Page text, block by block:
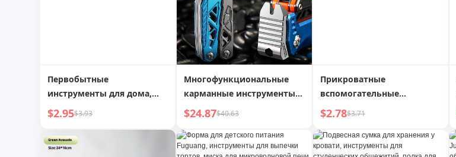
Первобытные
инструменты для дома,
электрические, для
улицы
$2.95$3.93
Многофункциональные
карманные инструменты
для транспортных средств
$24.87$40.63
Прикроватные
вспомогательные
инструменты для
подвесная корзина для
закусок, стеллаж для
$2.78$3.71